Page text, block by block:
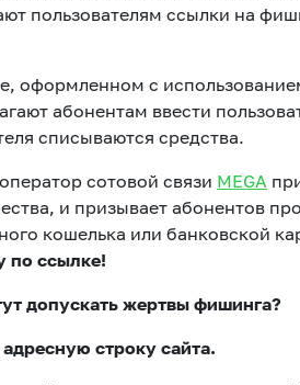
пользователям ссылки на
оформленном с
абонентам ввести
списываются средства.
сотовой связи MEGA
и призывает абонентов
кошелька или банковской
по ссылке!
допускать жертвы фишинга?
строку сайта.